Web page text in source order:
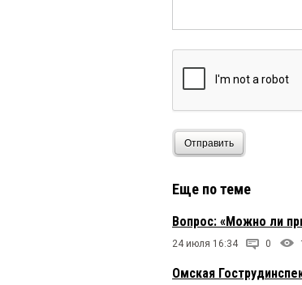
Отправить
Еще по теме
Вопрос: «Можно ли
24 июля 16:34 0
Омская